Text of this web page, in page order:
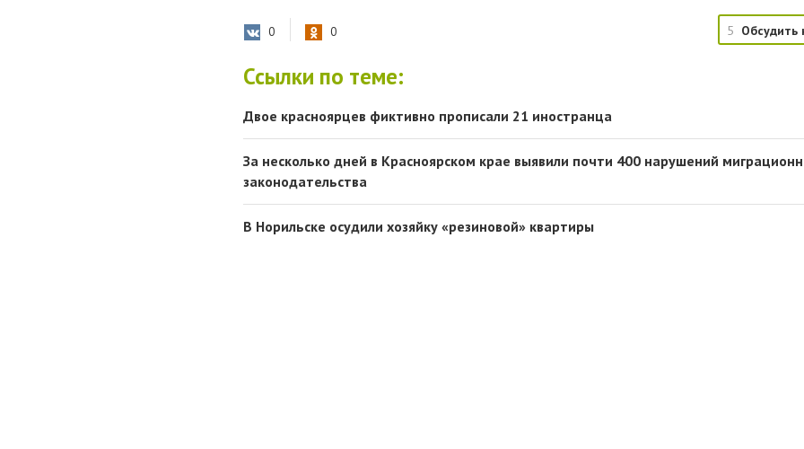
0 0 5 Обсудить
Ссылки по теме:
Двое красноярцев фиктивно прописали 21 иностранца
За несколько дней в Красноярском крае выявили почти 400 нарушений
законодательства
В Норильске осудили хозяйку «резиновой» квартиры